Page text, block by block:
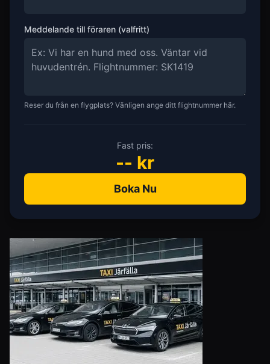
Meddelande till föraren (valfritt)
Reser du från en flygplats? Vänligen ange ditt flightnummer här.
Fast pris:
-- kr
Boka Nu